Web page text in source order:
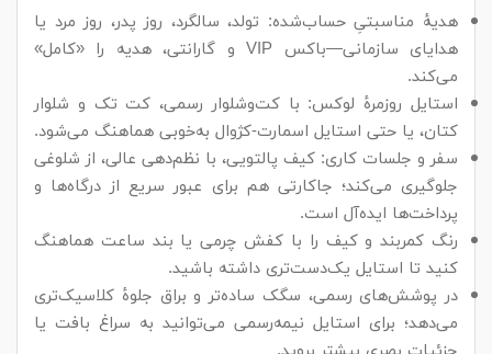
هدیهٔ مناسبتیِ حساب‌شده: تولد، سالگرد، روز پدر، روز مرد یا
هدایای سازمانی—باکس VIP و گارانتی، هدیه را «کامل»
می‌کند.
استایل روزمرهٔ لوکس: با کت‌وشلوار رسمی، کت تک و شلوار
کتان، یا حتی استایل اسمارت-کژوال به‌خوبی هماهنگ می‌شود.
سفر و جلسات کاری: کیف پالتویی، با نظم‌دهی عالی، از شلوغی
جلوگیری می‌کند؛ جاکارتی هم برای عبور سریع از درگاه‌ها و
پرداخت‌ها ایده‌آل است.
رنگ کمربند و کیف را با کفش چرمی یا بند ساعت هماهنگ
کنید تا استایل یک‌دست‌تری داشته باشید.
در پوشش‌های رسمی، سگک ساده‌تر و براق جلوهٔ کلاسیک‌تری
می‌دهد؛ برای استایل نیمه‌رسمی می‌توانید به سراغ بافت یا